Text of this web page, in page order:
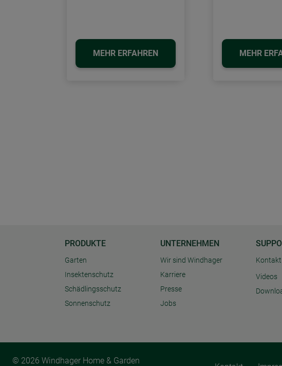
MEHR ERFAHREN MEHR
PRODUKTE
Garten
Insektenschutz
Schädlingsschutz
Sonnenschutz
UNTERNEHMEN
Wir sind Windhager
Karriere
Presse
Jobs
Kontakt
Videos
© 2026 Windhager Home & Garden